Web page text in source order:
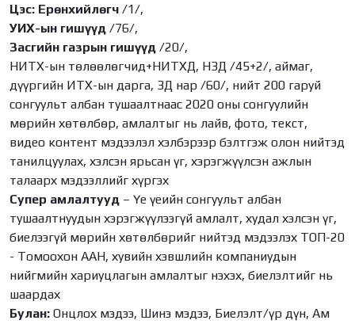
Цэс: Ерөнхийлөгч /1/,
УИХ-ын гишүүд /76/,
Засгийн газрын гишүүд /20/,
НИТХ-ын төлөөлөгчид+НИТХД, НЗД /45+2/, аймаг,
дүүргийн ИТХ-ын дарга, ЗД нар /60/, нийт 200 гаруй
сонгуульт албан тушаалтнаас 2020 оны сонгуулийн
мөрийн хөтөлбөр, амлалтыг нь лайв, фото, текст,
видео контент мэдээлэл хэлбэрээр бэлтгэж олон нийтэд
танилцуулах, хэлсэн ярьсан үг, хэрэгжүүлсэн ажлын
талаарх мэдээллийг хүргэх
Супер амлалтууд – Үе үеийн сонгуульт албан
тушаалтнуудын хэрэгжүүлээгүй амлалт, худал хэлсэн үг,
биелээгүй мөрийн хөтөлбөрийг нийтэд мэдээлэх ТОП-20
- Томоохон ААН, хувийн хэвшлийн компаниудын
нийгмийн хариуцлагын амлалтыг нэхэх, биелэлтийг нь
шаардах
Булан: Онцлох мэдээ, Шинэ мэдээ, Биелэлт/үр дүн, Ам